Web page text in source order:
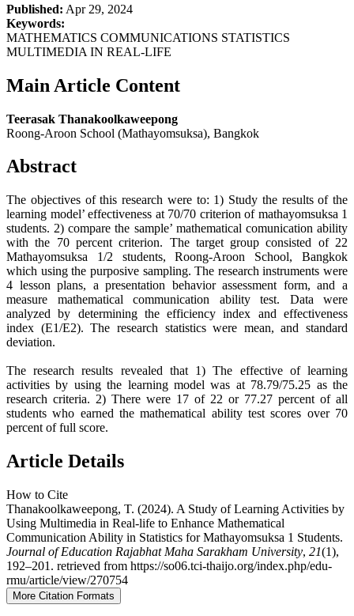
Published: Apr 29, 2024
Keywords:
MATHEMATICS COMMUNICATIONS STATISTICS
MULTIMEDIA IN REAL-LIFE
Main Article Content
Teerasak Thanakoolkaweepong
Roong-Aroon School (Mathayomsuksa), Bangkok
Abstract
The objectives of this research were to: 1) Study the results of the
learning model’ effectiveness at 70/70 criterion of mathayomsuksa 1
students. 2) compare the sample’ mathematical comunication ability
with the 70 percent criterion. The target group consisted of 22
Mathayomsuksa 1/2 students, Roong-Aroon School, Bangkok
which using the purposive sampling. The research instruments were
4 lesson plans, a presentation behavior assessment form, and a
measure mathematical communication ability test. Data were
analyzed by determining the efficiency index and effectiveness
index (E1/E2). The research statistics were mean, and standard
deviation.
The research results revealed that 1) The effective of learning
activities by using the learning model was at 78.79/75.25 as the
research criteria. 2) There were 17 of 22 or 77.27 percent of all
students who earned the mathematical ability test scores over 70
percent of full score.
Article Details
How to Cite
Thanakoolkaweepong, T. (2024). A Study of Learning Activities by
Using Multimedia in Real-life to Enhance Mathematical
Communication Ability in Statistics for Mathayomsuksa 1 Students.
Journal of Education Rajabhat Maha Sarakham University, 21(1),
192–201. retrieved from https://so06.tci-thaijo.org/index.php/edu-
rmu/article/view/270754
More Citation Formats